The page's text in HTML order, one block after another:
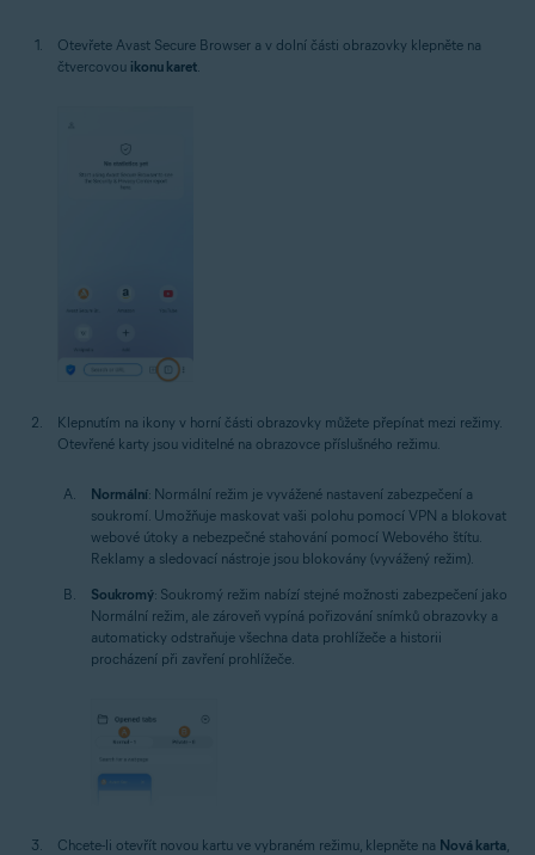
Otevřete Avast Secure Browser a v dolní části obrazovky klepněte na
čtvercovou ikonu karet
Klepnutím na ikony v horní části obrazovky můžete přepínat mezi režimy.
Otevřené karty jsou viditelné na obrazovce příslušného režimu.
Normální: Normální režim je vyvážené nastavení zabezpečení a
soukromí. Umožňuje maskovat vaši polohu pomocí VPN a blokovat
webové útoky a nebezpečné stahování pomocí Webového štítu.
Reklamy a sledovací nástroje jsou blokovány (vyvážený režim).
Soukromý: Soukromý režim nabízí stejné možnosti zabezpečení jako
Normální režim, ale zároveň vypíná pořizování snímků obrazovky a
automaticky odstraňuje všechna data prohlížeče a historii
procházení při zavření prohlížeče.
Chcete-li otevřít novou kartu ve vybraném režimu, klepněte na Nová karta